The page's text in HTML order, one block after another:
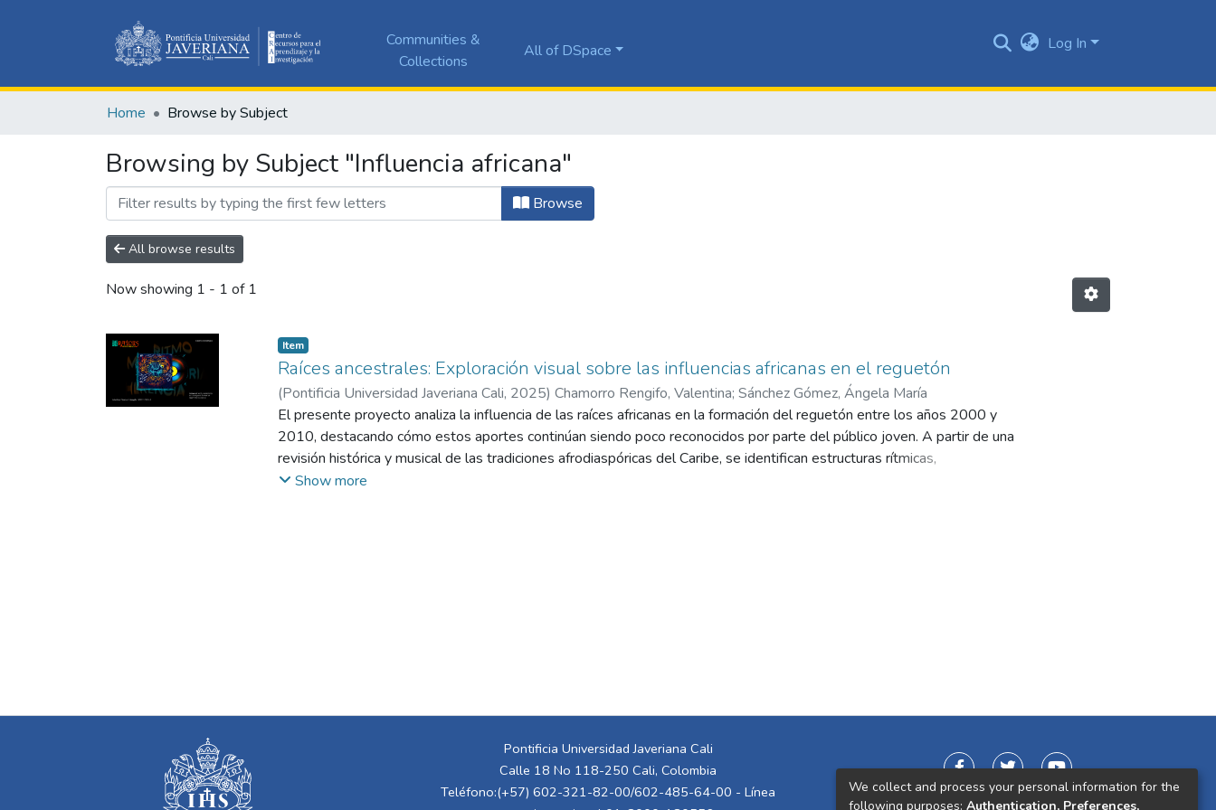
Communities &
Collections
All of DSpace Log In
Home Browse by Subject
Browsing by Subject "Influencia africana"
Browse
All browse results
Now showing 1 - 1 of 1
Item
Raíces ancestrales: Exploración visual sobre las influencias africanas en el reguetón
(Pontificia Universidad Javeriana Cali, 2025) Chamorro Rengifo, Valentina; Sánchez Gómez, Ángela María
El presente proyecto analiza la influencia de las raíces africanas en la formación del reguetón entre los años 2000 y
2010, destacando cómo estos aportes continúan siendo poco reconocidos por parte del público joven. A partir de una
revisión histórica y musical de las tradiciones afrodiaspóricas del Caribe, se identifican estructuras rítmicas,
instrumentales y culturales que han definido la evolución del género. A través del diseño de comunicación visual, se
Show more
Pontificia Universidad Javeriana Cali
Calle 18 No 118-250 Cali, Colombia
Teléfono:(+57) 602-321-82-00/602-485-64-00 - Línea
We collect and process your personal information for the
following purposes: Authentication, Preferences,